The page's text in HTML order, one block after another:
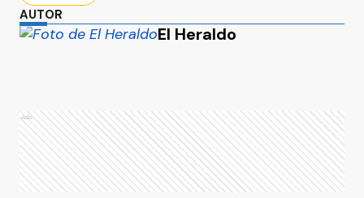
AUTOR
El Heraldo
Ads